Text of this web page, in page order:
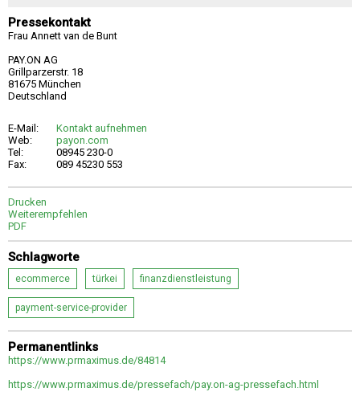
Pressekontakt
Frau Annett van de Bunt
PAY.ON AG
Grillparzerstr. 18
81675 München
Deutschland
E-Mail:
Kontakt aufnehmen
Web:
payon.com
Tel:
08945 230-0
Fax:
089 45230 553
Drucken
Weiterempfehlen
PDF
Schlagworte
ecommerce türkei finanzdienstleistung
payment-service-provider
Permanentlinks
https://www.prmaximus.de/84814
https://www.prmaximus.de/pressefach/pay.on-ag-pressefach.html